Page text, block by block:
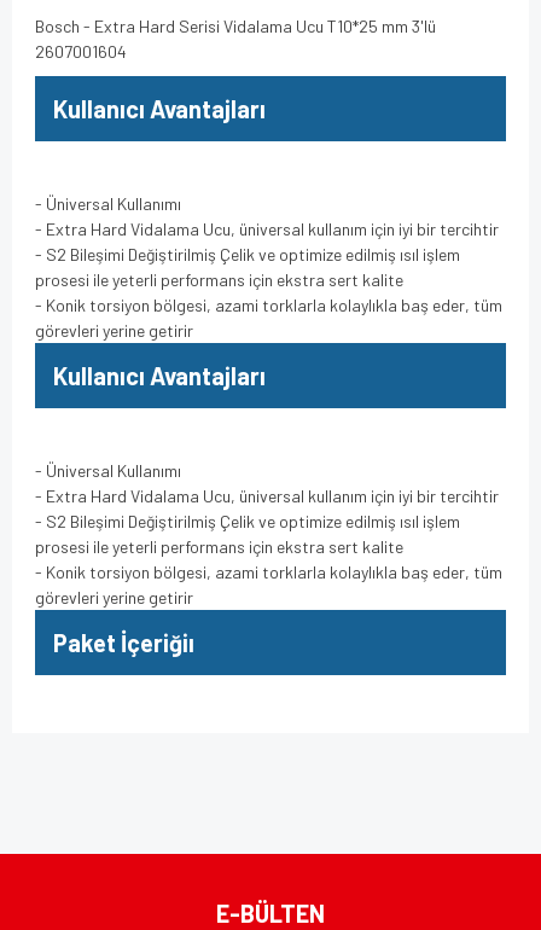
Bosch - Extra Hard Serisi Vidalama Ucu T10*25 mm 3'lü
2607001604
Kullanıcı Avantajları
- Üniversal Kullanımı
- Extra Hard Vidalama Ucu, üniversal kullanım için iyi bir tercihtir
- S2 Bileşimi Değiştirilmiş Çelik ve optimize edilmiş ısıl işlem
prosesi ile yeterli performans için ekstra sert kalite
- Konik torsiyon bölgesi, azami torklarla kolaylıkla baş eder, tüm
görevleri yerine getirir
Kullanıcı Avantajları
- Üniversal Kullanımı
- Extra Hard Vidalama Ucu, üniversal kullanım için iyi bir tercihtir
- S2 Bileşimi Değiştirilmiş Çelik ve optimize edilmiş ısıl işlem
prosesi ile yeterli performans için ekstra sert kalite
- Konik torsiyon bölgesi, azami torklarla kolaylıkla baş eder, tüm
görevleri yerine getirir
Paket İçeriğiı
Ürün resmi kalitesiz, bozuk veya görüntülenemiyor.
E-BÜLTEN